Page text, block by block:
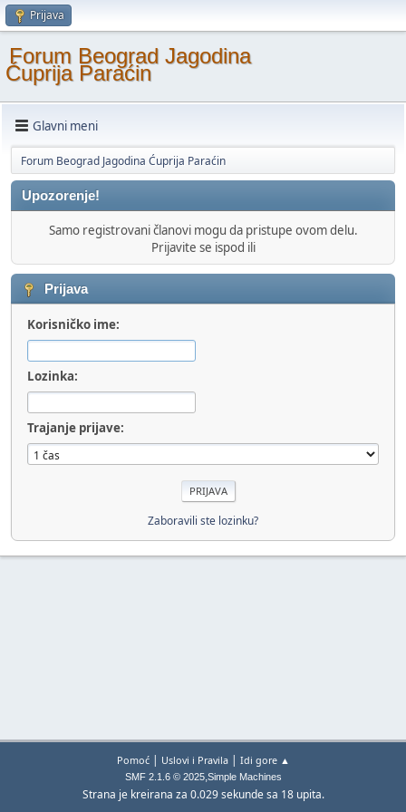
Prijava
Forum Beograd Jagodina
Ćuprija Paraćin
Glavni meni
Forum Beograd Jagodina Ćuprija Paraćin
Upozorenje!
Samo registrovani članovi mogu da pristupe ovom delu.
Prijavite se ispod ili
Prijava
Korisničko ime:
Lozinka:
Trajanje prijave:
Zaboravili ste lozinku?
Pomoć| Uslovi i Pravila| Idi gore ▲
SMF 2.1.6 © 2025,Simple Machines
Strana je kreirana za 0.029 sekunde sa 18 upita.